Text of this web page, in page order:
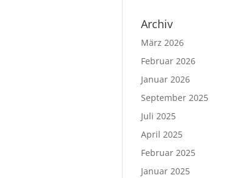
Archiv
März 2026
Februar 2026
Januar 2026
September 2025
Juli 2025
April 2025
Februar 2025
Januar 2025